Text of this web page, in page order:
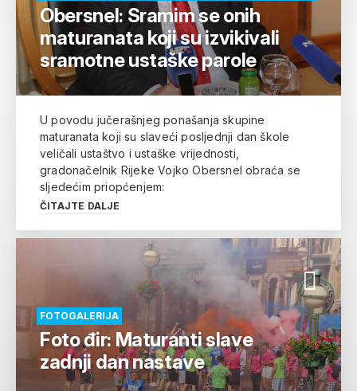
Obersnel: Sramim se onih
maturanata koji su izvikivali
sramotne ustaške parole
U povodu jučerašnjeg ponašanja skupine
maturanata koji su slaveći posljednji dan škole
veličali ustaštvo i ustaške vrijednosti,
gradonačelnik Rijeke Vojko Obersnel obraća se
sljedećim priopćenjem:
ČITAJTE DALJE
FOTOGALERIJA
Foto đir: Maturanti slave
zadnji dan nastave